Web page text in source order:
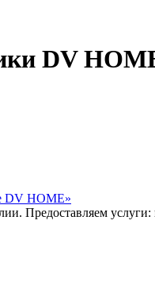
DV
DV HOME»
Предоставляем услуги: